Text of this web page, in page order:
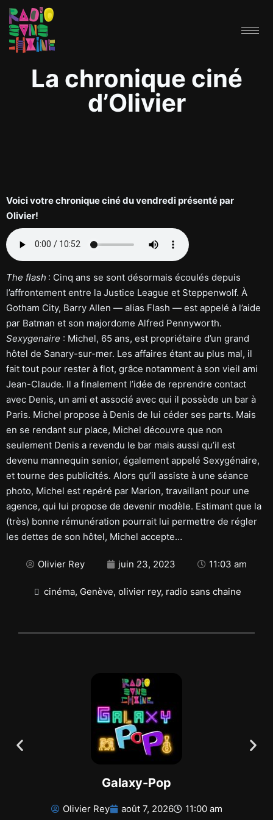
La chronique ciné
d’Olivier
Voici votre chronique ciné du vendredi présenté par
Olivier!
The flash : Cinq ans se sont désormais écoulés depuis
l’affrontement entre la Justice League et Steppenwolf. À
Gotham City, Barry Allen — alias Flash — est appelé à l’aide
par Batman et son majordome Alfred Pennyworth.
Sexygenaire : Michel, 65 ans, est propriétaire d’un grand
hôtel de Sanary-sur-mer. Les affaires étant au plus mal, il
fait tout pour rester à flot, grâce notamment à son vieil ami
Jean-Claude. Il a finalement l’idée de reprendre contact
avec Denis, un ami et associé avec qui il possède un bar à
Paris. Michel propose à Denis de lui céder ses parts. Mais
en se rendant sur place, Michel découvre que non
seulement Denis a revendu le bar mais aussi qu’il est
devenu mannequin senior, également appelé Sexygénaire,
et tourne des publicités. Alors qu’il assiste à une séance
photo, Michel est repéré par Marion, travaillant pour une
agence, qui lui propose de devenir modèle. Estimant que la
(très) bonne rémunération pourrait lui permettre de régler
les dettes de son hôtel, Michel accepte…
Olivier Rey juin 23, 2023 11:03 am
cinéma, Genève, olivier rey, radio sans chaine
Galaxy-Pop
Olivier Rey août 7, 2026 11:00 am